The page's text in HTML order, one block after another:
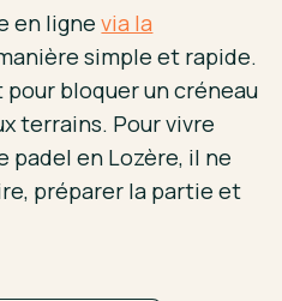
en lignevia la
simple et rapide.
bloquer un créneau
terrains. Pour vivre
padel en Lozère, il ne
préparer la partie et